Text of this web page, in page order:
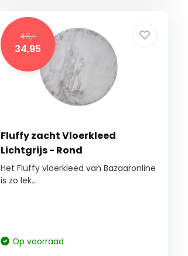
45,-
34,95
Fluffy zacht Vloerkleed
Lichtgrijs - Rond
Het Fluffy vloerkleed van Bazaaronline
is zo lek...
Op voorraad